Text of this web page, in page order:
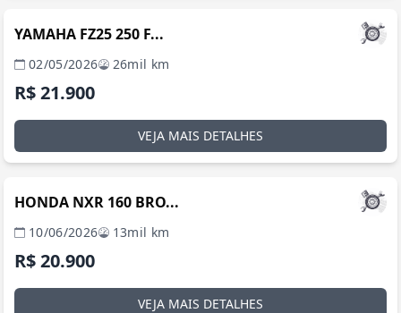
YAMAHA FZ25 250 F...
02/05/2026 26mil km
R$ 21.900
VEJA MAIS DETALHES
HONDA NXR 160 BRO...
10/06/2026 13mil km
R$ 20.900
VEJA MAIS DETALHES